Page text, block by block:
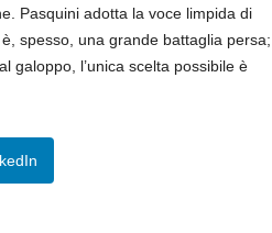
Pasquini adotta la voce limpida di
spesso, una grande battaglia persa;
galoppo, l’unica scelta possibile è